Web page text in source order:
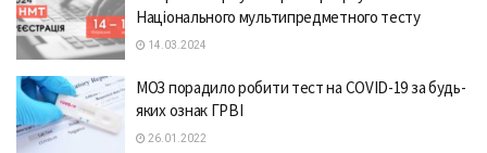
Національного мультипредметного тесту
14.03.2024
МОЗ порадило робити тест на COVID-19 за будь-
яких ознак ГРВІ
26.01.2022